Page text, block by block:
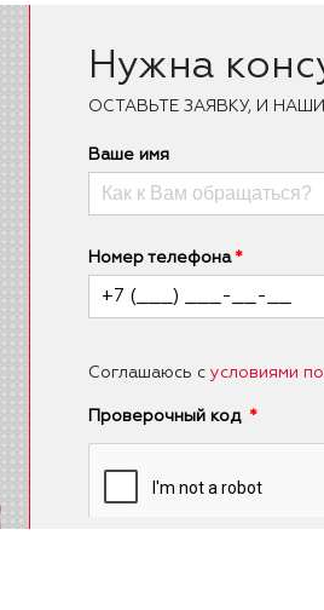
Нужна
ОCТАВЬТЕ ЗАЯВКУ, И
Ваше имя
Номер телефона
Соглашаюсь с условиями
Проверочный код